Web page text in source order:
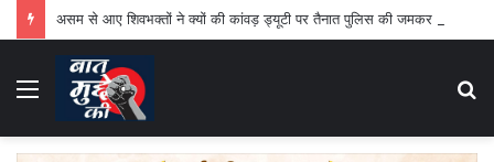
Menu